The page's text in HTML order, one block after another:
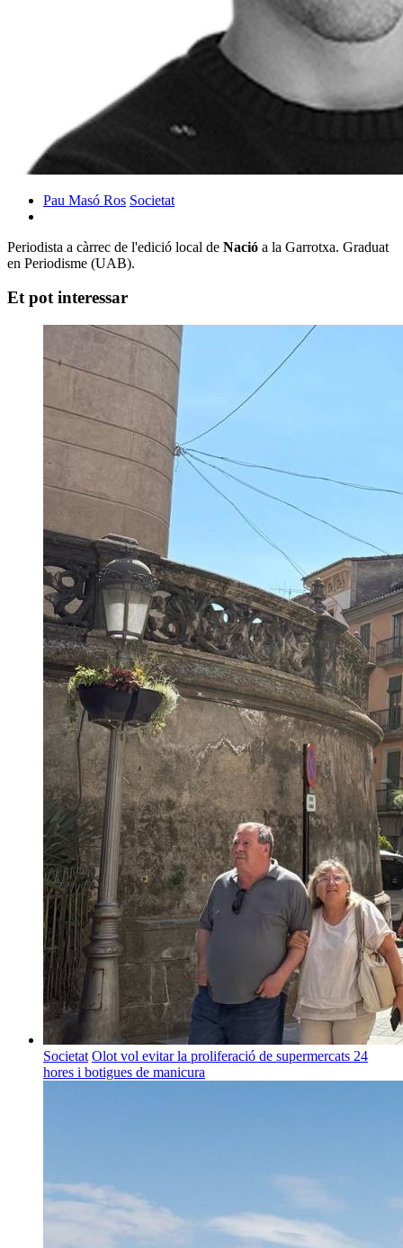
Pau Masó Ros Societat
Periodista a càrrec de l'edició local de Nació a la Garrotxa. Graduat
en Periodisme (UAB).
Et pot interessar
Societat Olot vol evitar la proliferació de supermercats 24
hores i botigues de manicura